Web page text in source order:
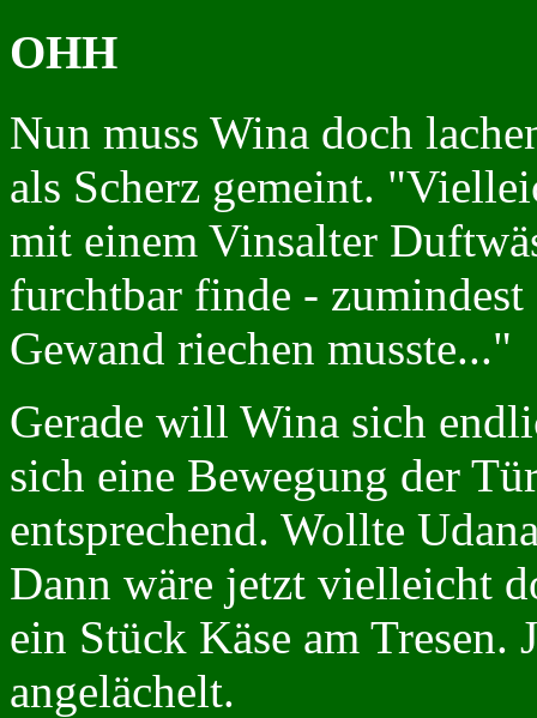
OHH
Nun muss Wina doch
als Scherz gemeint.
mit einem Vinsalter
furchtbar finde - zumindest
Gewand riechen musste..."
Gerade will Wina sich
sich eine Bewegung der
entsprechend. Wollte
Dann wäre jetzt vielleicht
ein Stück Käse am
angelächelt.